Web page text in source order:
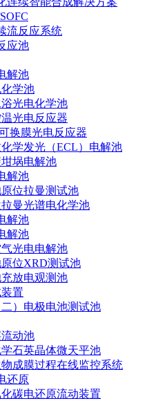
流反应系统
应池
解池
学池
光电化学池
光电反应器
换膜光电反应器
学发光（ECL）电解池
埚电解池
解池
位拉曼测试池
拉曼光谱电化学池
解池
解池
光电电解池
位XRD测试池
放电观测池
置
）电极电池测试池
动池
石英晶体微天平池
成膜过程在线监控系统
还原
化碳电还原流动装置